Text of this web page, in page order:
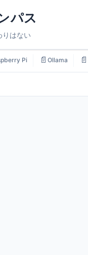
パス
りはない
Pi 📄 Ollama 📄